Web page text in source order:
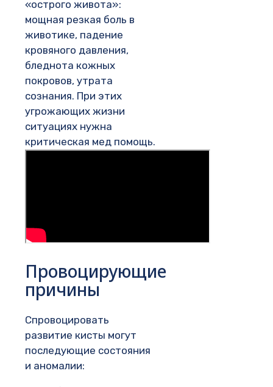
«острого живота»:
мощная резкая боль в
животике, падение
кровяного давления,
бледнота кожных
покровов, утрата
сознания. При этих
угрожающих жизни
ситуациях нужна
критическая мед помощь.
Провоцирующие
причины
Спровоцировать
развитие кисты могут
последующие состояния
и аномалии: